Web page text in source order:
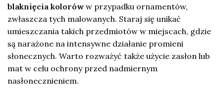
blaknięcia kolorów w przypadku ornamentów,
zwłaszcza tych malowanych. Staraj się unikać
umieszczania takich przedmiotów w miejscach, gdzie
są narażone na intensywne działanie promieni
słonecznych. Warto rozważyć także użycie zasłon lub
mat w celu ochrony przed nadmiernym
nasłonecznieniem.